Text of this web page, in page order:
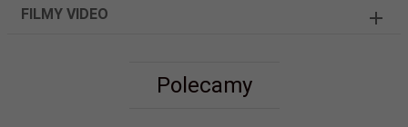
FILMY VIDEO
Polecamy